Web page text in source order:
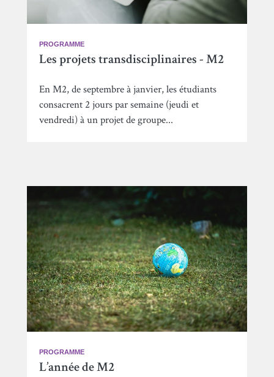
PROGRAMME
Les projets transdisciplinaires - M2
En M2, de septembre à janvier, les étudiants
consacrent 2 jours par semaine (jeudi et
vendredi) à un projet de groupe...
PROGRAMME
L’année de M2